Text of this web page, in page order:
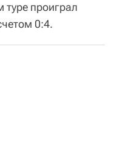
туре проиграл
0:4.